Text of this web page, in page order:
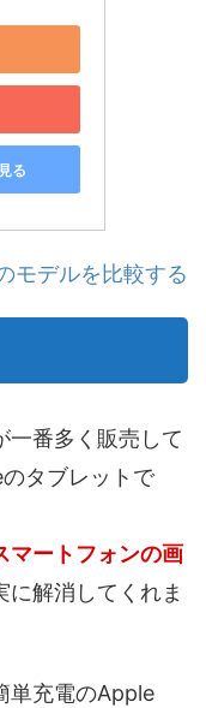
る
モデルを比較する
一番多く販売して
タブレットで
マートフォンの画
に解消してくれま
単充電のApple